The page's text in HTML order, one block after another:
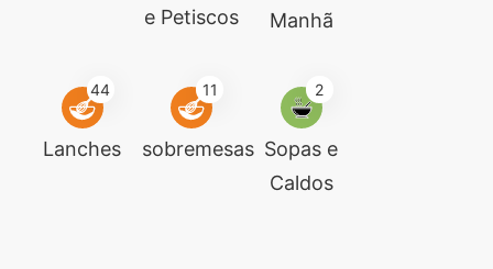
e Petiscos
Manhã
44
Lanches
11
sobremesas
2
Sopas e
Caldos